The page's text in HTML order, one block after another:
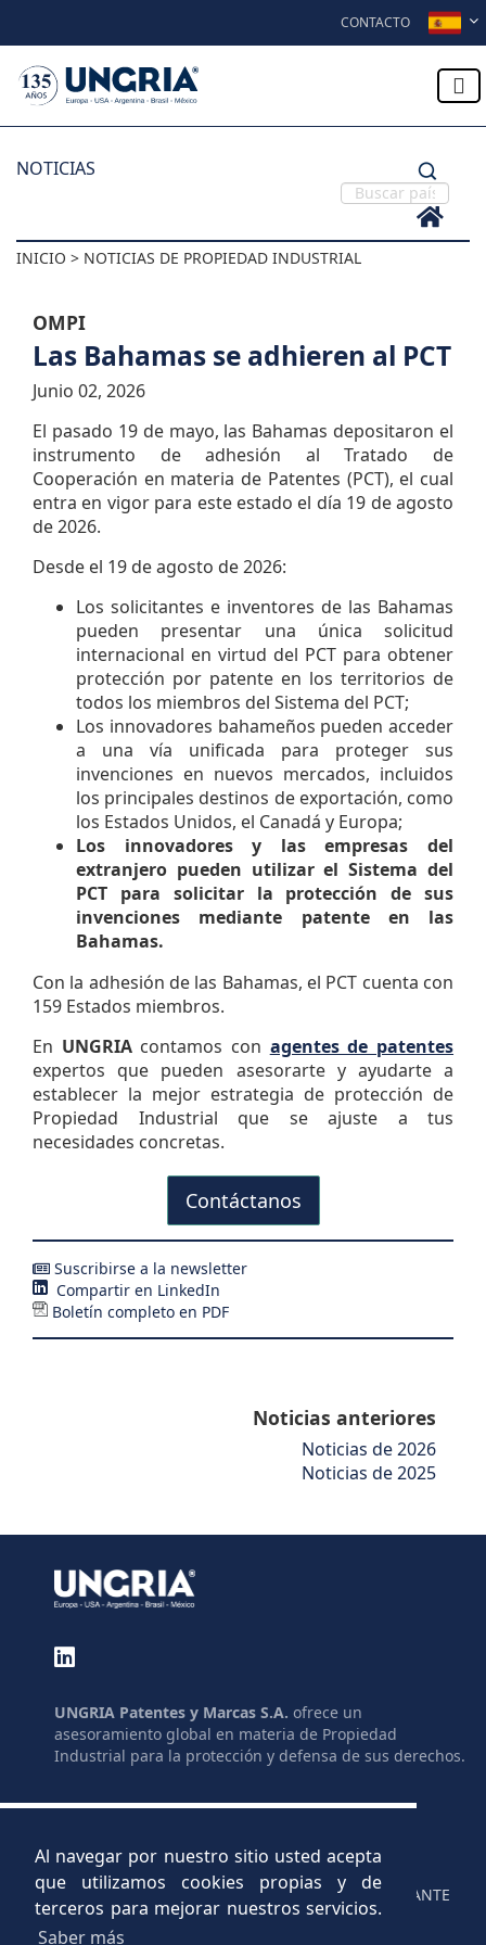
Al navegar por nuestro sitio usted acepta
que utilizamos cookies propias y de
terceros para mejorar nuestros servicios.
Saber más
CONTACTO
NOTICIAS
INICIO > NOTICIAS DE PROPIEDAD INDUSTRIAL
OMPI
Las Bahamas se adhieren al PCT
Junio 02, 2026
El pasado 19 de mayo, las Bahamas depositaron el
instrumento de adhesión al Tratado de
Cooperación en materia de Patentes (PCT), el cual
entra en vigor para este estado el día 19 de agosto
de 2026.
Desde el 19 de agosto de 2026:
Los solicitantes e inventores de las Bahamas
pueden presentar una única solicitud
internacional en virtud del PCT para obtener
protección por patente en los territorios de
todos los miembros del Sistema del PCT;
Los innovadores bahameños pueden acceder
a una vía unificada para proteger sus
invenciones en nuevos mercados, incluidos
los principales destinos de exportación, como
los Estados Unidos, el Canadá y Europa;
Los innovadores y las empresas del
extranjero pueden utilizar el Sistema del
PCT para solicitar la protección de sus
invenciones mediante patente en las
Bahamas.
Con la adhesión de las Bahamas, el PCT cuenta con
159 Estados miembros.
En UNGRIA contamos con agentes de patentes
expertos que pueden asesorarte y ayudarte a
establecer la mejor estrategia de protección de
Propiedad Industrial que se ajuste a tus
necesidades concretas.
Contáctanos
Suscribirse a la newsletter
Compartir en LinkedIn
Boletín completo en PDF
Noticias anteriores
Noticias de 2026
Noticias de 2025
UNGRIA Patentes y Marcas S.A. ofrece un
asesoramiento global en materia de Propiedad
Industrial para la protección y defensa de sus derechos.
GLOSARIO
LEGAL
PRIVACIDAD
CONTACTO
ENLACES
AYUDAS
C.V.
CANAL INFORMANTE